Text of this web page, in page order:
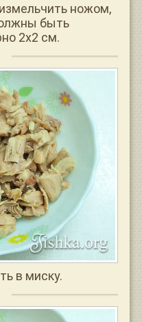
ножом,
быть
2х2 см.
в миску.